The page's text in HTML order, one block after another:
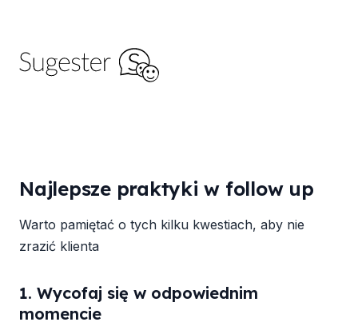
Najlepsze praktyki w follow up
Warto pamiętać o tych kilku kwestiach, aby nie
zrazić klienta
1. Wycofaj się w odpowiednim
momencie